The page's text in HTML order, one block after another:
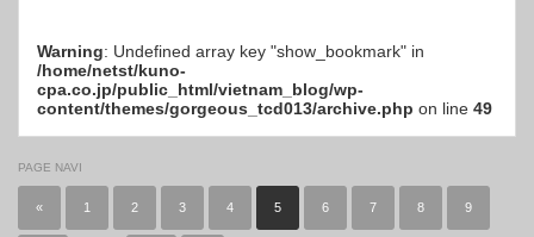
Warning: Undefined array key "show_bookmark" in
/home/netst/kuno-
cpa.co.jp/public_html/vietnam_blog/wp-
content/themes/gorgeous_tcd013/archive.php on line 49
PAGE NAVI
« 1 2 3 4 5 6 7 8 9